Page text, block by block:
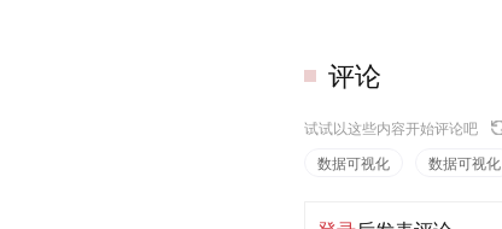
评论
试试以这些内容开始评论吧
数据可视化
数据可视化